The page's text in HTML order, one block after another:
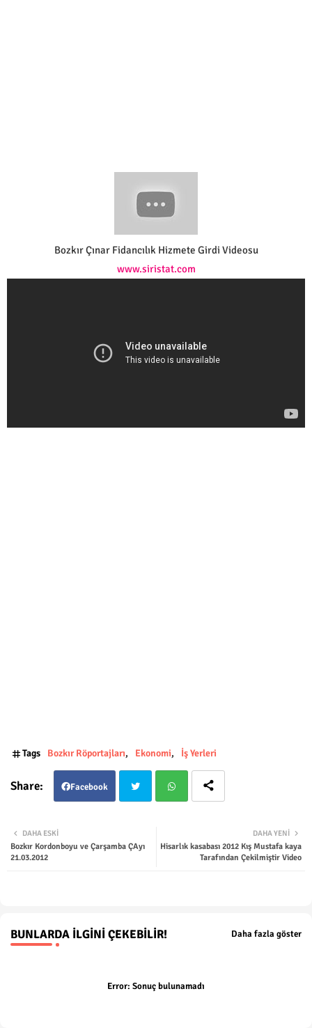
Bozkır Çınar Fidancılık Hizmete Girdi Videosu
www.siristat.com
Tags Bozkır Röportajları Ekonomi İş Yerleri
Facebook
ter tsap
DAHA YENI
Hisarlık kasabası 2012 Kış Mustafa kaya
Tarafından Çekilmiştir Video
DAHA ESKI
Bozkır Kordonboyu ve Çarşamba ÇAyı
21.03.2012
BUNLARDA İLGINI ÇEKEBILIR! Daha fazla göster
Error: Sonuç bulunamadı